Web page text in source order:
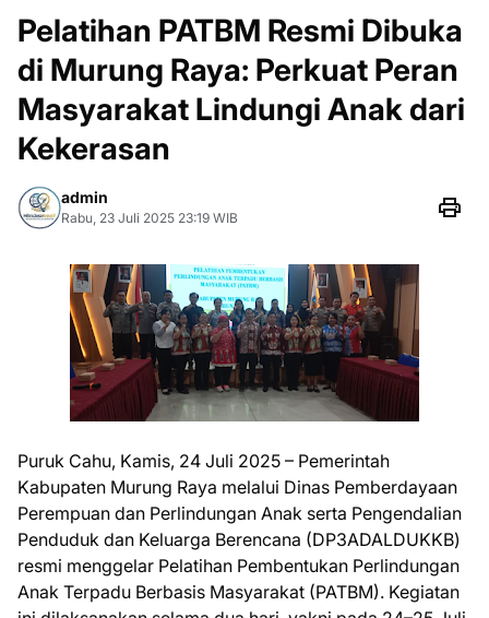
Pelatihan PATBM Resmi Dibuka
di Murung Raya: Perkuat Peran
Masyarakat Lindungi Anak dari
Kekerasan
admin
Rabu, 23 Juli 2025 23:19 WIB
Puruk Cahu, Kamis, 24 Juli 2025 – Pemerintah
Kabupaten Murung Raya melalui Dinas Pemberdayaan
Perempuan dan Perlindungan Anak serta Pengendalian
Penduduk dan Keluarga Berencana (DP3ADALDUKKB)
resmi menggelar Pelatihan Pembentukan Perlindungan
Anak Terpadu Berbasis Masyarakat (PATBM). Kegiatan